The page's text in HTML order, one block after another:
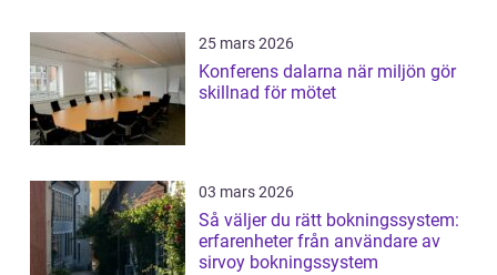
25 mars 2026
Konferens dalarna när miljön gör
skillnad för mötet
03 mars 2026
Så väljer du rätt bokningssystem:
erfarenheter från användare av
sirvoy bokningssystem